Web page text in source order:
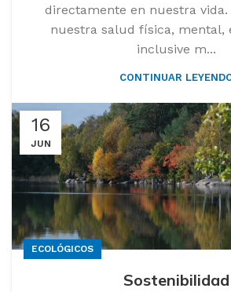
directamente en nuestra vida.
nuestra salud física, mental,
inclusive m...
CONTINUAR
16
JUN
ECOLÓGICOS
Sostenibilidad